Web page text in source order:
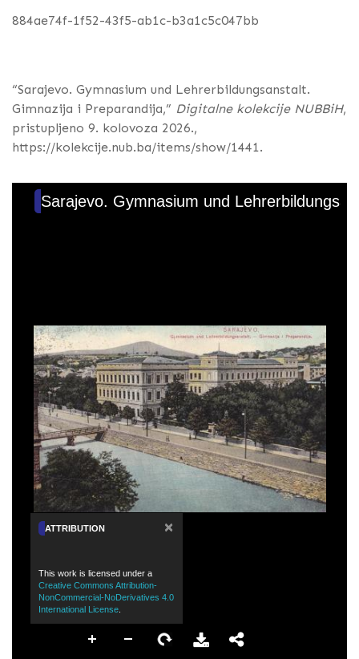
884ae74f-1f52-43f5-ab1c-b3a1c5c047bb
“Sarajevo. Gymnasium und Lehrerbildungsanstalt.
Gimnazija i Preparandija,” Digitalne kolekcije NUBBiH,
pristupljeno 9. kolovoza 2026.,
https://kolekcije.nub.ba/items/show/1441.
Sarajevo. Gymnasium und
ATTRIBUTION ×
This work is licensed under a
Creative Commons Attribution-
NonCommercial-NoDerivatives 4.0
International License